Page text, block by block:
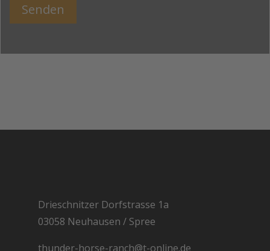
Senden
Drieschnitzer Dorfstrasse 1a
03058 Neuhausen / Spree
thunder-horse-ranch@t-online.de